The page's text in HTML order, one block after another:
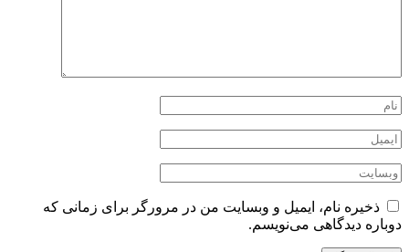
ذخیره نام، ایمیل و وبسایت من در مرورگر برای زمانی که
دوباره دیدگاهی می‌نویسم.